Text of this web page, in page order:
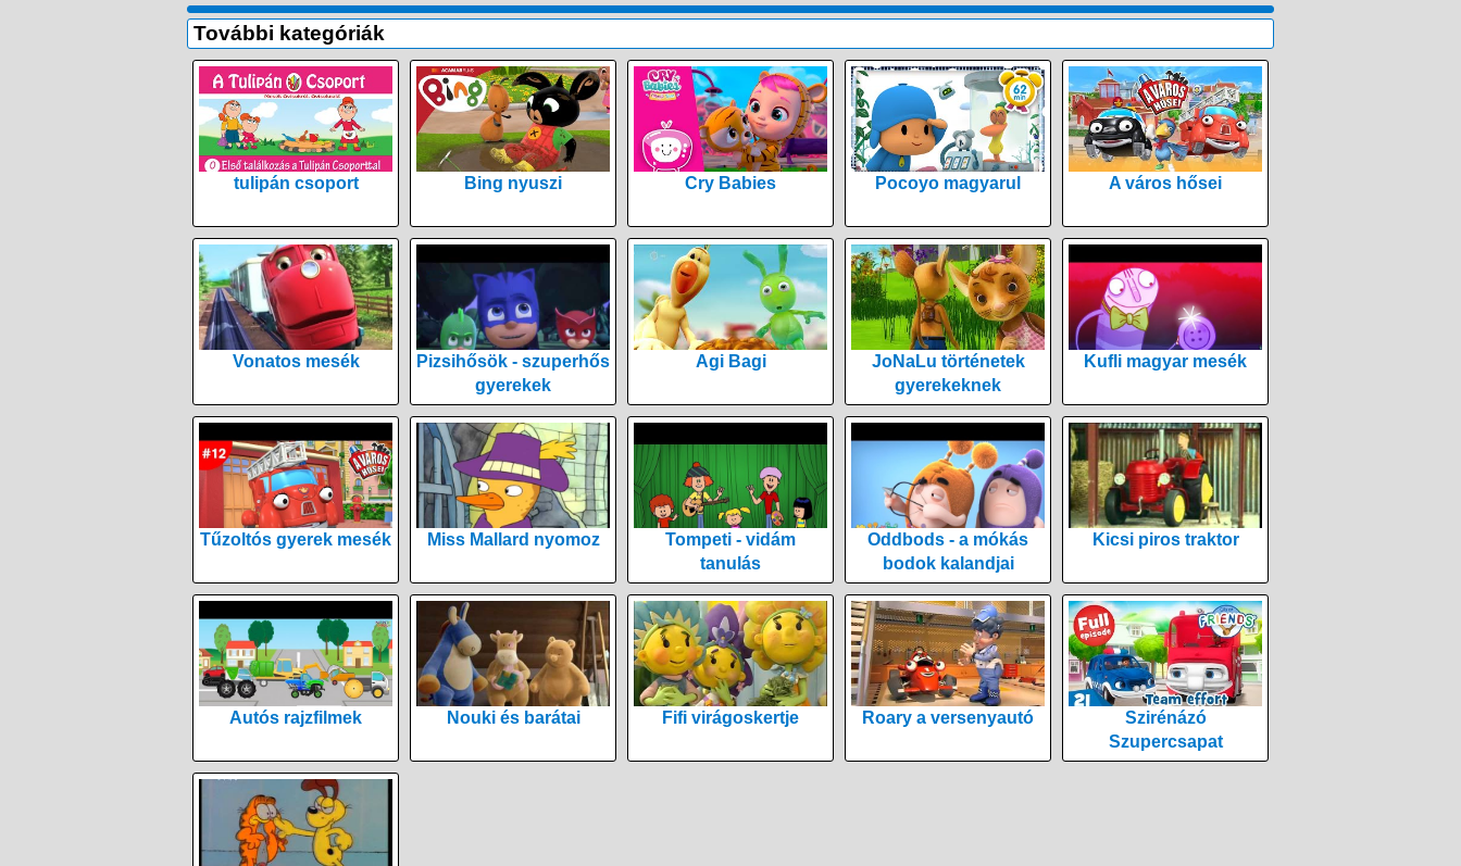
További kategóriák
tulipán csoport Bing nyuszi Cry Babies Pocoyo magyarul A város hősei
Vonatos mesék
Pizsihősök - szuperhős
gyerekek
Agi Bagi
JoNaLu történetek
gyerekeknek
Kufli magyar mesék
Tűzoltós gyerek mesék Miss Mallard nyomoz
Tompeti - vidám
tanulás
Oddbods - a mókás
bodok kalandjai
Kicsi piros traktor
Autós rajzfilmek Nouki és barátai Fifi virágoskertje Roary a versenyautó
Szirénázó
Szupercsapat